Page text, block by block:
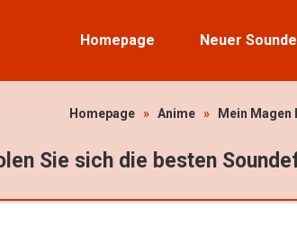
Homepage Neuer
Homepage » Anime » Mein Magen
Sie sich die besten